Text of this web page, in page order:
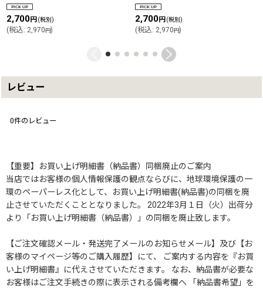
2,700円 (税別)
(税込: 2,970円)
2,700円 (税別)
(税込: 2,970円)
レビュー
0件のレビュー
【重要】お買い上げ明細書（納品書）同梱廃止のご案内
当店ではお客様の個人情報保護の観点ならびに、地球環境保護の一
環のペーパーレス化として、お買い上げ明細書(納品書)の同梱を廃
止させていただくこととなりました。 2022年3月１日（火）出荷分
より「お買い上げ明細書（納品書）」の同梱を廃止致します。
【ご注文確認メール・発送完了メールのお知らせメール】及び【お
客様のマイページ等のご購入履歴】にて、 ご案内する内容を『お買
い上げ明細書』に代えさせていただきます。 なお、納品書が必要な
お客様はご注文手続きの際に表示される備考欄へ 「納品書希望」を